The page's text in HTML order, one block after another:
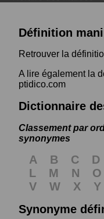
Définition
Retrouver la
A lire également la
ptidico.com
Dictionnaire
Classement par
synonymes
A B C D
L
M N O
V
W X Y
Synonyme